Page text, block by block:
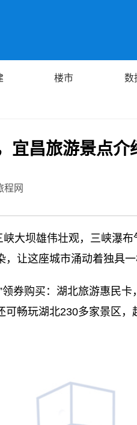
楼市 数
宜昌旅游景点介
程网
峡大坝雄伟壮观，三峡瀑
让这座城市涌动着独具一
领券购买：湖北旅游惠民
畅玩湖北230多家景区，